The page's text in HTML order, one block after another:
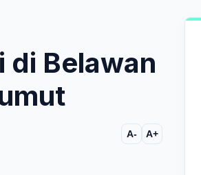
di Belawan
A- A+